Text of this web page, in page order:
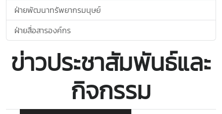
ฝ่ายพัฒนาทรัพยากรมนุษย์
ฝ่ายสื่อสารองค์กร
ข่าวประชาสัมพันธ์และ
กิจกรรม